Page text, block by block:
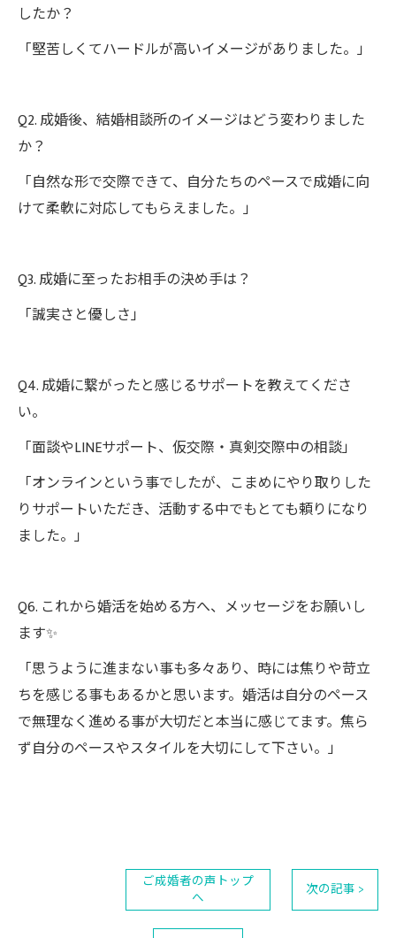
したか？
「堅苦しくてハードルが高いイメージがありました。」
Q2. 成婚後、結婚相談所のイメージはどう変わりました
か？
「自然な形で交際できて、自分たちのペースで成婚に向
けて柔軟に対応してもらえました。」
Q3. 成婚に至ったお相手の決め手は？
「誠実さと優しさ」
Q4. 成婚に繋がったと感じるサポートを教えてくださ
い。
「面談やLINEサポート、仮交際・真剣交際中の相談」
「オンラインという事でしたが、こまめにやり取りした
りサポートいただき、活動する中でもとても頼りになり
ました。」
Q6. これから婚活を始める方へ、メッセージをお願いし
ます✨
「思うように進まない事も多々あり、時には焦りや苛立
ちを感じる事もあるかと思います。婚活は自分のペース
で無理なく進める事が大切だと本当に感じてます。焦ら
ず自分のペースやスタイルを大切にして下さい。」
ご成婚者の声トップ
へ
次の記事 >